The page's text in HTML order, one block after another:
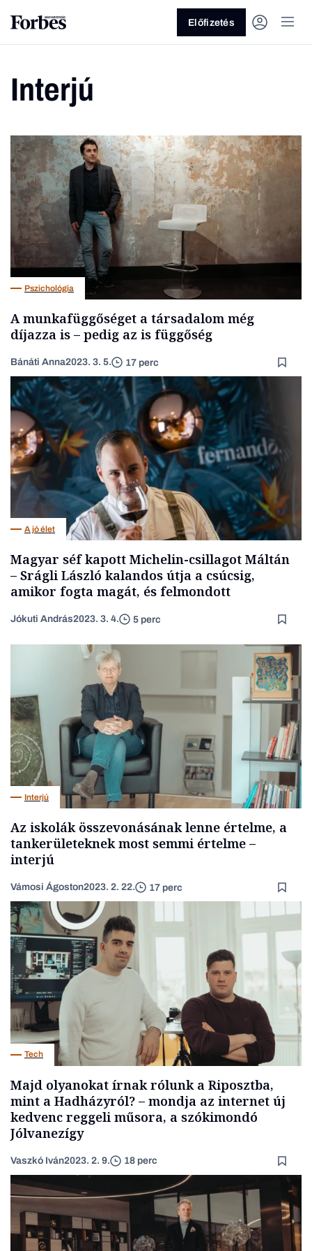
Vagy fedezze fel a következő
témákat
Üzlet Pénz Zöld Legyél jobb!
Előfizetés
Interjú
Pszichológia
A munkafüggőséget a társadalom még
díjazza is – pedig az is függőség
Bánáti Anna2023. 3. 5. 17 perc
A jó élet
Magyar séf kapott Michelin-csillagot Máltán
– Srágli László kalandos útja a csúcsig,
amikor fogta magát, és felmondott
Jókuti András2023. 3. 4. 5 perc
Interjú
Az iskolák összevonásának lenne értelme, a
tankerületeknek most semmi értelme –
interjú
Vámosi Ágoston2023. 2. 22. 17 perc
Tech
Majd olyanokat írnak rólunk a Riposztba,
mint a Hadházyról? – mondja az internet új
kedvenc reggeli műsora, a szókimondó
Jólvanezígy
Vaszkó Iván2023. 2. 9. 18 perc